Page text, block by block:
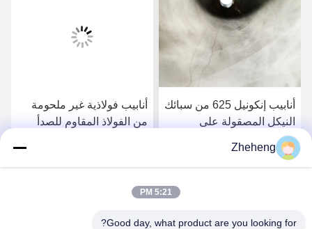
أنابيب إنكونيل 625 من سبائك
النيكل المصقولة على
الساخن، صفائح، ألواح، أنابيب
ملحومة
احصل على افضل سعر
أنابيب فولاذية غير ملحومة
من الفولاذ المقاوم للصدأ
احصل على افضل سعر
Zheheng
5:21 PM
Good day, what product are you looking for?